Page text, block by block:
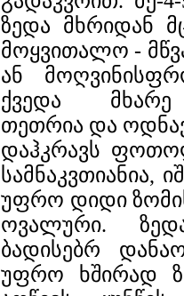
ზედა მხრიდან
მოყვითალო -
ან
ქვედა
თეთრია და
დაჰკრავს
სამნაკვთიანია,
უფრო დიდი
ოვალური.
ბადისებრ
უფრო ხშირად